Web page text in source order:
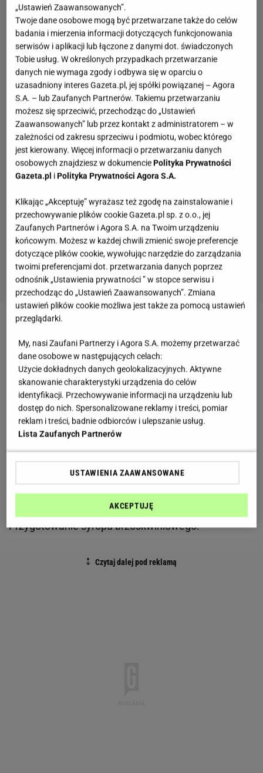
Składniki:
3 szklanki cukru,
8 szklanek wody,
10 dojrzałych brzoskwiń,
Lemoniada brzoskwiniowa – sposób przygotowania
Przygotowanie syropu brzoskwiniowego:
„Ustawień Zaawansowanych”.
Twoje dane osobowe mogą być przetwarzane także do celów
badania i mierzenia informacji dotyczących funkcjonowania
serwisów i aplikacji lub łączone z danymi dot. świadczonych
Tobie usług. W określonych przypadkach przetwarzanie
danych nie wymaga zgody i odbywa się w oparciu o
uzasadniony interes Gazeta.pl, jej spółki powiązanej – Agora
S.A. – lub Zaufanych Partnerów. Takiemu przetwarzaniu
możesz się sprzeciwić, przechodząc do „Ustawień
Zaawansowanych” lub przez kontakt z administratorem – w
zależności od zakresu sprzeciwu i podmiotu, wobec którego
jest kierowany. Więcej informacji o przetwarzaniu danych
osobowych znajdziesz w dokumenciePolityka Prywatności
Gazeta.pl iPolityka Prywatności Agora S.A.
Klikając „Akceptuję” wyrażasz też zgodę na zainstalowanie i
przechowywanie plików cookie Gazeta.pl sp. z o.o., jej
Zaufanych Partnerów i Agora S.A. na Twoim urządzeniu
końcowym. Możesz w każdej chwili zmienić swoje preferencje
dotyczące plików cookie, wywołując narzędzie do zarządzania
twoimi preferencjami dot. przetwarzania danych poprzez
odnośnik „Ustawienia prywatności ” w stopce serwisu i
przechodząc do „Ustawień Zaawansowanych”. Zmiana
ustawień plików cookie możliwa jest także za pomocą ustawień
przeglądarki.
My, nasi Zaufani Partnerzy i Agora S.A. możemy przetwarzać
dane osobowe w następujących celach:
Użycie dokładnych danych geolokalizacyjnych. Aktywne
skanowanie charakterystyki urządzenia do celów
identyfikacji. Przechowywanie informacji na urządzeniu lub
dostęp do nich. Spersonalizowane reklamy i treści, pomiar
reklam i treści, badnie odbiorców i ulepszanie usług.
Lista Zaufanych Partnerów
USTAWIENIA ZAAWANSOWANE
AKCEPTUJĘ